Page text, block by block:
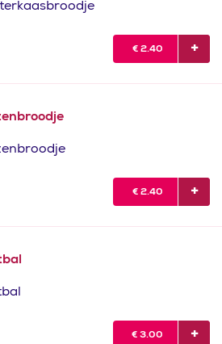
€ 2.40
€ 2.40
€ 3.00